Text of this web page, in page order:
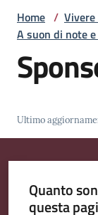
Novità
Vivere
Bentivoglio
Home /
A suon di note
Ultimo
Quanto
questa